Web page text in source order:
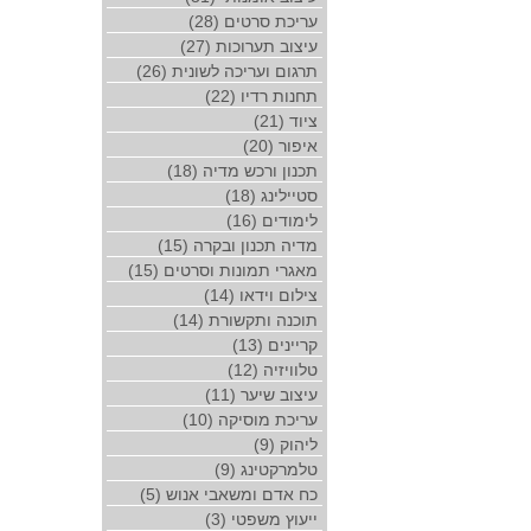
עריכת סרטים (28)
עיצוב תערוכות (27)
תרגום ועריכה לשונית (26)
תחנות רדיו (22)
ציוד (21)
איפור (20)
תכנון ורכש מדיה (18)
סטיילינג (18)
לימודים (16)
מדיה תכנון ובקרה (15)
מאגרי תמונות וסרטים (15)
צילום וידאו (14)
תוכנה ותקשורת (14)
קריינים (13)
טלוויזיה (12)
עיצוב שיער (11)
עריכת מוסיקה (10)
ליהוק (9)
טלמרקטינג (9)
כח אדם ומשאבי אנוש (5)
ייעוץ משפטי (3)